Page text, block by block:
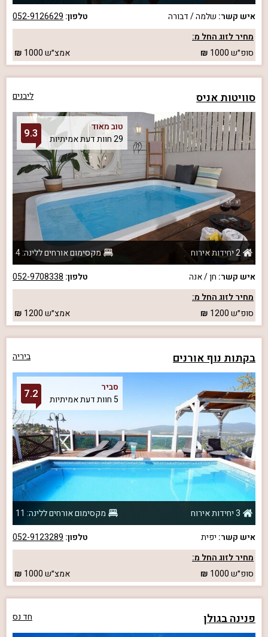
איש קשר: שלמה / דבורה טלפון: 052-9126629
מחיר לזוג החל מ:
סופ״ש1000 אמצ״ש1000
סוויטות אניס ליבנים
טוב מאוד
29 חוות דעת אמיתיות
9.3
2 יחידות אירוח
מקסימום אורחים ללינה: 4
איש קשר: חן / אנה טלפון: 052-9708338
מחיר לזוג החל מ:
סופ״ש1200 אמצ״ש1200
בקתות נוף אורנים ביריה
סביר
5 חוות דעת אמיתיות
7.2
3 יחידות אירוח
מקסימום אורחים ללינה: 11
איש קשר: יפית טלפון: 052-9123289
מחיר לזוג החל מ:
סופ״ש1000 אמצ״ש1000
פנינה בגולן חד נס